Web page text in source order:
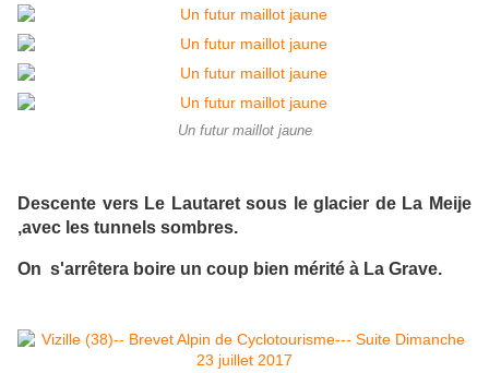
Un futur maillot jaune
Descente vers Le Lautaret sous le glacier de La Meije
,avec les tunnels sombres.
On s'arrêtera boire un coup bien mérité à La Grave.